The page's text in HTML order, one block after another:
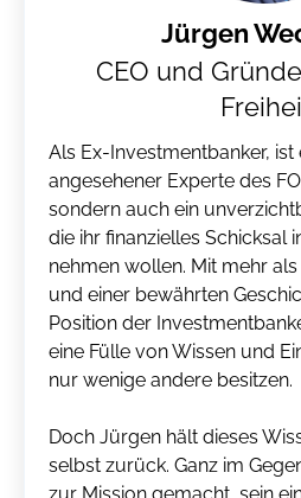
Jürgen
CEO und
Als Ex-Investmentbanker, ist
angesehener Experte des
sondern auch ein
die ihr finanzielles Schicksal
nehmen wollen. Mit mehr
und einer bewährten
Position der
eine Fülle von Wissen und
nur wenige andere besitzen.
Doch Jürgen hält dieses
selbst zurück. Ganz im